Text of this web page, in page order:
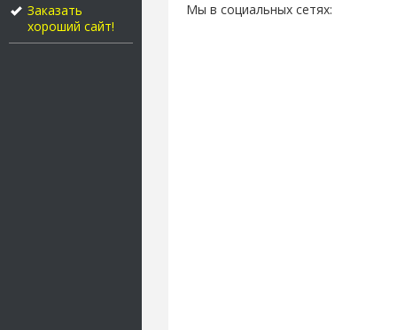
Заказать
хороший сайт!
Мы в социальных сетях: